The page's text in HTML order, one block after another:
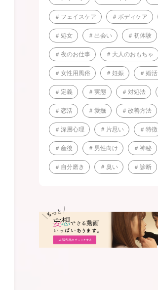
フェイスケア ボディケア
処女 出会い 初体験
夜のお仕事 大人のおもちゃ
女性用風俗 妊娠 婚活
定義 実態 対処法
恋活 愛撫 改善方法
深層心理 片思い 特徴
産後 男性向け 神秘
自分磨き 臭い 診断